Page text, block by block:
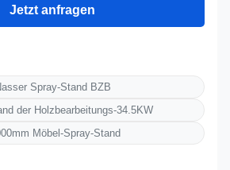
Jetzt anfragen
Spray-Stand BZB
der Holzbearbeitungs-34.5KW
Möbel-Spray-Stand